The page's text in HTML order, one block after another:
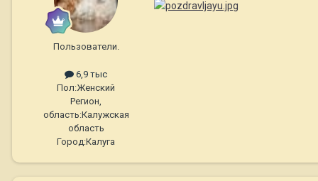
Пользователи.
6,9 тыс
Пол:Женский
Регион,
область:Калужская
область
Город:Калуга